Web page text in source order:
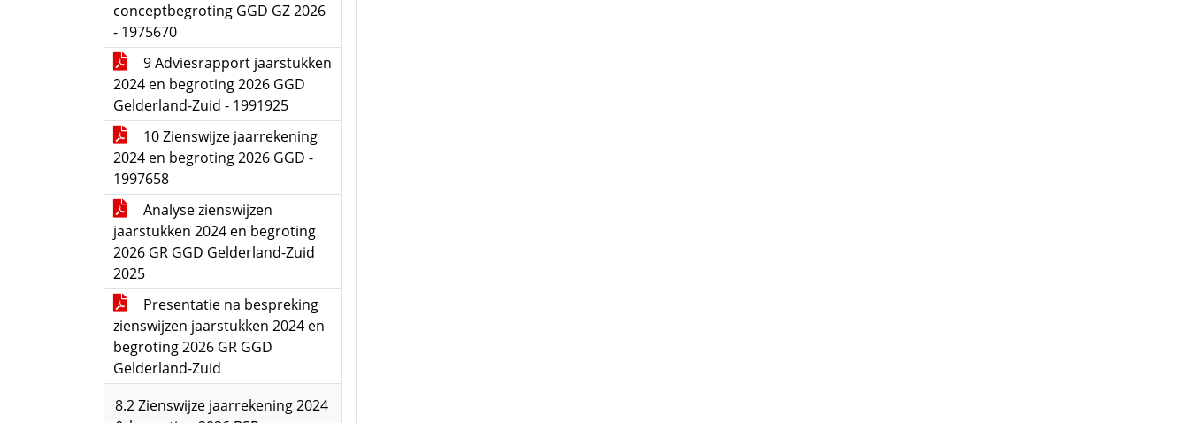
conceptbegroting GGD GZ 2026
- 1975670
9 Adviesrapport jaarstukken
2024 en begroting 2026 GGD
Gelderland-Zuid - 1991925
10 Zienswijze jaarrekening
2024 en begroting 2026 GGD -
1997658
Analyse zienswijzen
jaarstukken 2024 en begroting
2026 GR GGD Gelderland-Zuid
2025
Presentatie na bespreking
zienswijzen jaarstukken 2024 en
begroting 2026 GR GGD
Gelderland-Zuid
8.2 Zienswijze jaarrekening 2024